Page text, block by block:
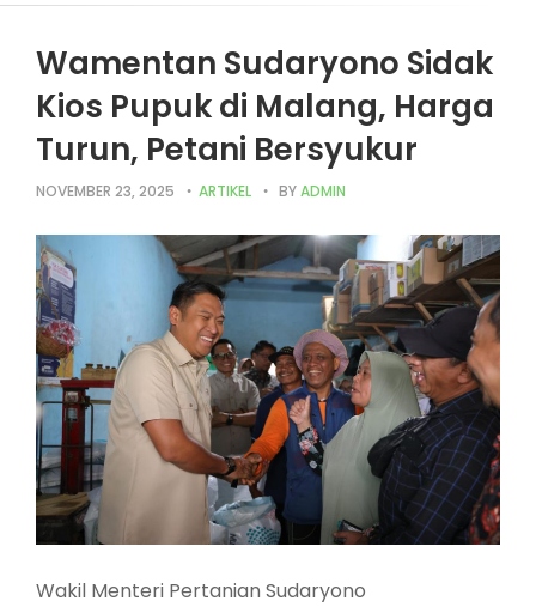
Wamentan Sudaryono Sidak
Kios Pupuk di Malang, Harga
Turun, Petani Bersyukur
NOVEMBER 23, 2025 ARTIKEL BYADMIN
Wakil Menteri Pertanian Sudaryono